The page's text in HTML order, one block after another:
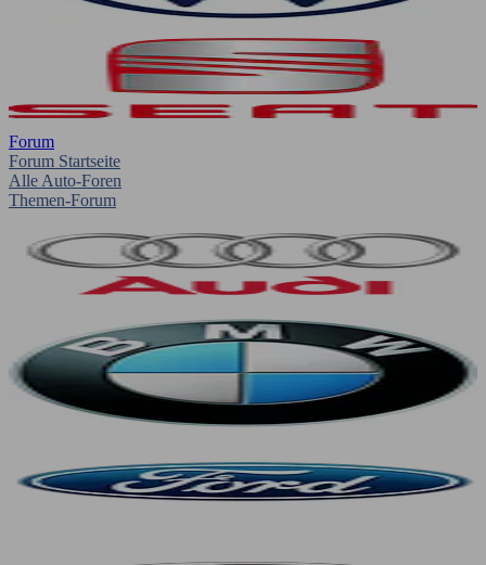
Forum
Forum Startseite
Alle Auto-Foren
Themen-Forum